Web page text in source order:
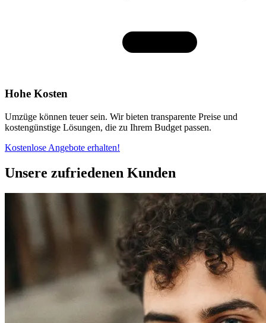
Hohe Kosten
Umzüge können teuer sein. Wir bieten transparente Preise und
kostengünstige Lösungen, die zu Ihrem Budget passen.
Kostenlose Angebote erhalten!
Unsere zufriedenen Kunden